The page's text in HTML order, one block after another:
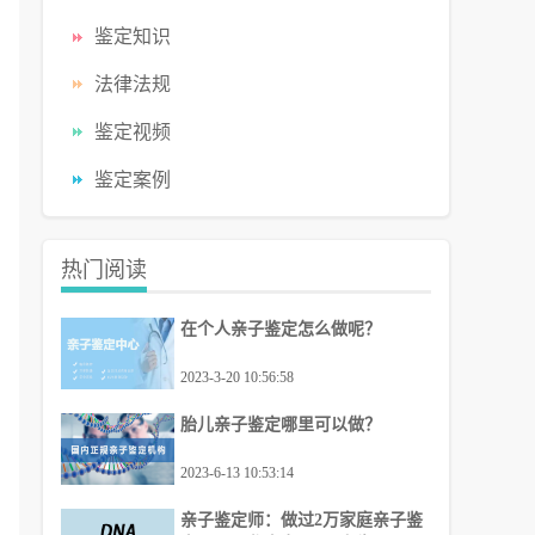
鉴定知识
法律法规
鉴定视频
鉴定案例
热门阅读
在个人亲子鉴定怎么做呢？
2023-3-20 10:56:58
胎儿亲子鉴定哪里可以做？
2023-6-13 10:53:14
亲子鉴定师：做过2万家庭亲子鉴